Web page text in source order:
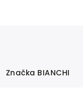
Značka BIANCHI